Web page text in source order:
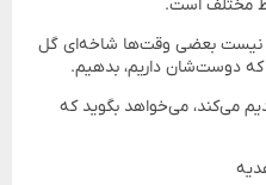
مختلف است.
نیست بعضی وقت‌ها شاخه‌ای گل
که دوست‌شان داریم، بدهیم.
می‌کند، می‌خواهد بگوید که